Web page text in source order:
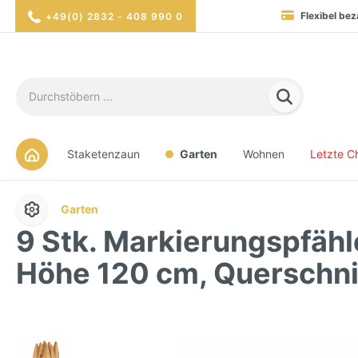
+49(0) 2832 - 408 990 0 Flexibel
Staketenzaun Garten Wohnen Letzte
Garten
9 Stk.
Höhe 120 cm,